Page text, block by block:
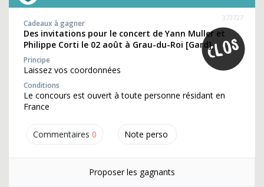
Commentaires 0 Note perso
373727
Cadeaux à gagner
Des invitations pour le concert de Yann Muller et
Philippe Corti le 02 août à Grau-du-Roi [Gard]
Principe
Laissez vos coordonnées
Conditions
Le concours est ouvert à toute personne résidant en
France
Proposer les gagnants